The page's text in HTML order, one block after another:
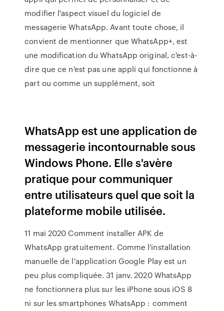
modifier l'aspect visuel du logiciel de
messagerie WhatsApp. Avant toute chose, il
convient de mentionner que WhatsApp+, est
une modification du WhatsApp original, c'est-à-
dire que ce n'est pas une appli qui fonctionne à
part ou comme un supplément, soit
WhatsApp est une application de
messagerie incontournable sous
Windows Phone. Elle s'avère
pratique pour communiquer
entre utilisateurs quel que soit la
plateforme mobile utilisée.
11 mai 2020 Comment installer APK de
WhatsApp gratuitement. Comme l'installation
manuelle de l'application Google Play est un
peu plus compliquée. 31 janv. 2020 WhatsApp
ne fonctionnera plus sur les iPhone sous iOS 8
ni sur les smartphones WhatsApp : comment